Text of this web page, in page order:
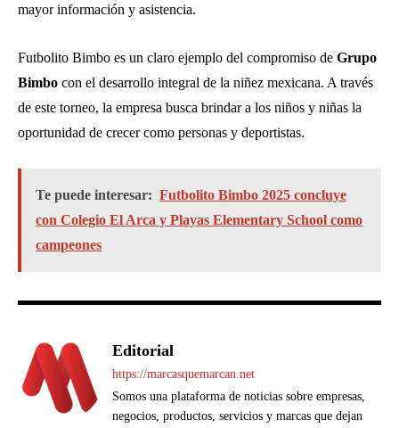
mayor información y asistencia.
Futbolito Bimbo es un claro ejemplo del compromiso de Grupo
Bimbo con el desarrollo integral de la niñez mexicana. A través
de este torneo, la empresa busca brindar a los niños y niñas la
oportunidad de crecer como personas y deportistas.
Te puede interesar: Futbolito Bimbo 2025 concluye
con Colegio El Arca y Playas Elementary School como
campeones
Editorial
https://marcasquemarcan.net
Somos una plataforma de noticias sobre empresas,
negocios, productos, servicios y marcas que dejan